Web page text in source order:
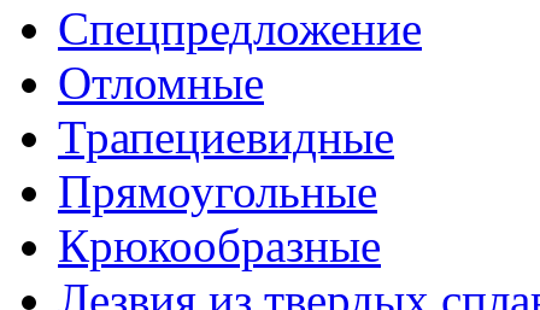
Спецпредложение
Отломные
Трапециевидные
Прямоугольные
Крюкообразные
Лезвия из твердых